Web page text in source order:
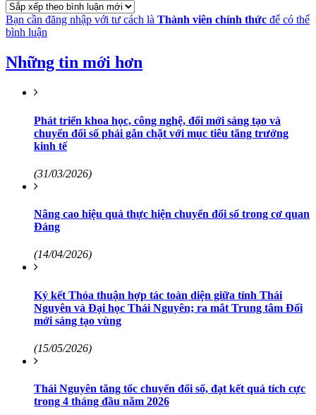
Bạn cần đăng nhập với tư cách là Thành viên chính thức để có thể
bình luận
Những tin mới hơn
Phát triển khoa học, công nghệ, đổi mới sáng tạo và
chuyển đổi số phải gắn chặt với mục tiêu tăng trưởng
kinh tế
(31/03/2026)
Nâng cao hiệu quả thực hiện chuyển đổi số trong cơ quan
Đảng
(14/04/2026)
Ký kết Thỏa thuận hợp tác toàn diện giữa tỉnh Thái
Nguyên và Đại học Thái Nguyên; ra mắt Trung tâm Đổi
mới sáng tạo vùng
(15/05/2026)
Thái Nguyên tăng tốc chuyển đổi số, đạt kết quả tích cực
trong 4 tháng đầu năm 2026